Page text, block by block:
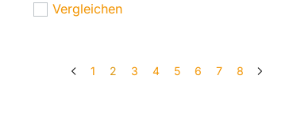
Vergleichen
1 2 3 4 5 6 7 8